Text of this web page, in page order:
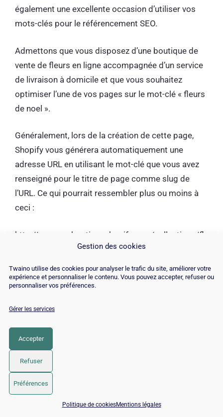
Gestion des cookies
Twaino utilise des cookies pour analyser le trafic du site, améliorer votre
expérience et personnaliser le contenu. Vous pouvez accepter, refuser ou
personnaliser vos préférences.
Gérer les services
Accepter
Refuser
Préférences
Politique de cookiesMentions légales
également une excellente occasion d’utiliser vos
mots-clés pour le référencement SEO.
Admettons que vous disposez d’une boutique de
vente de fleurs en ligne accompagnée d’un service
de livraison à domicile et que vous souhaitez
optimiser l’une de vos pages sur le mot-clé « fleurs
de noel ».
Généralement, lors de la création de cette page,
Shopify vous générera automatiquement une
adresse URL en utilisant le mot-clé que vous avez
renseigné pour le titre de page comme slug de
l’URL. Ce qui pourrait ressembler plus ou moins à
ceci :
http://www.maboutiqueshopify.com/collections/fl
Mais parfois, il peut arriver que vous vouliez
personnaliser votre slug et l’optimiser par exemple
sur un mot-clé plus à longue traîne, « fleurs de noël
Étapes pour personnaliser vos URL sur Shopify :
Pour personnaliser l’URL d’une page, cliquez
sur l’option « Pages » dans le menu à gauche
📅 Réserver 15 min avec un expert SEO / GEO